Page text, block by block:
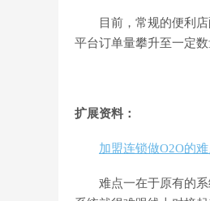
目前，常规的便利店
平台订单量攀升至一定
扩展资料：
加盟连锁做O2O的
难点一在于原有的系